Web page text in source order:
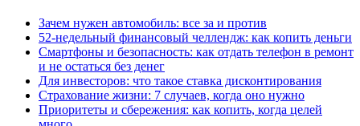
Зачем нужен автомобиль: все за и против
52-недельный финансовый челлендж: как копить деньги
Смартфоны и безопасность: как отдать телефон в ремонт
и не остаться без денег
Для инвесторов: что такое ставка дисконтирования
Страхование жизни: 7 случаев, когда оно нужно
Приоритеты и сбережения: как копить, когда целей